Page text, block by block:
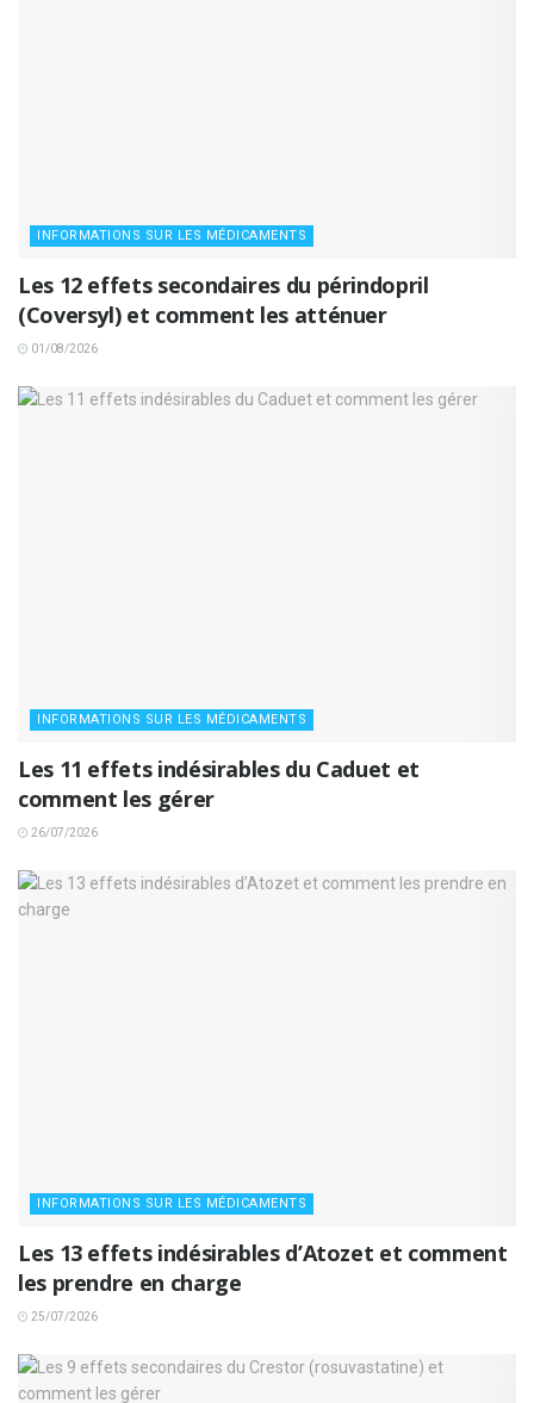
INFORMATIONS SUR LES MÉDICAMENTS
Les 12 effets secondaires du périndopril
(Coversyl) et comment les atténuer
01/08/2026
INFORMATIONS SUR LES MÉDICAMENTS
Les 11 effets indésirables du Caduet et
comment les gérer
26/07/2026
INFORMATIONS SUR LES MÉDICAMENTS
Les 13 effets indésirables d’Atozet et comment
les prendre en charge
25/07/2026